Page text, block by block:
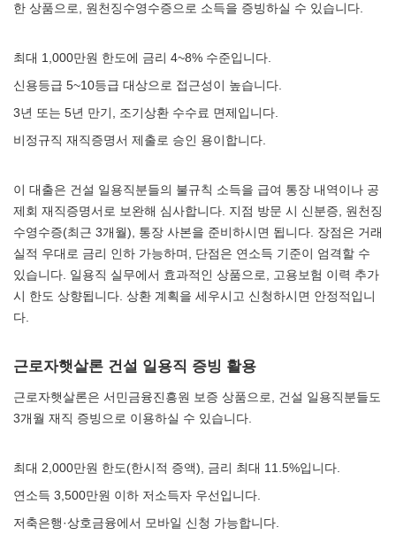
한 상품으로, 원천징수영수증으로 소득을 증빙하실 수 있습니다.
최대 1,000만원 한도에 금리 4~8% 수준입니다.
신용등급 5~10등급 대상으로 접근성이 높습니다.
3년 또는 5년 만기, 조기상환 수수료 면제입니다.
비정규직 재직증명서 제출로 승인 용이합니다.
이 대출은 건설 일용직분들의 불규칙 소득을 급여 통장 내역이나 공
제회 재직증명서로 보완해 심사합니다. 지점 방문 시 신분증, 원천징
수영수증(최근 3개월), 통장 사본을 준비하시면 됩니다. 장점은 거래
실적 우대로 금리 인하 가능하며, 단점은 연소득 기준이 엄격할 수
있습니다. 일용직 실무에서 효과적인 상품으로, 고용보험 이력 추가
시 한도 상향됩니다. 상환 계획을 세우시고 신청하시면 안정적입니
다.
근로자햇살론 건설 일용직 증빙 활용
근로자햇살론은 서민금융진흥원 보증 상품으로, 건설 일용직분들도
3개월 재직 증빙으로 이용하실 수 있습니다.
최대 2,000만원 한도(한시적 증액), 금리 최대 11.5%입니다.
연소득 3,500만원 이하 저소득자 우선입니다.
저축은행·상호금융에서 모바일 신청 가능합니다.